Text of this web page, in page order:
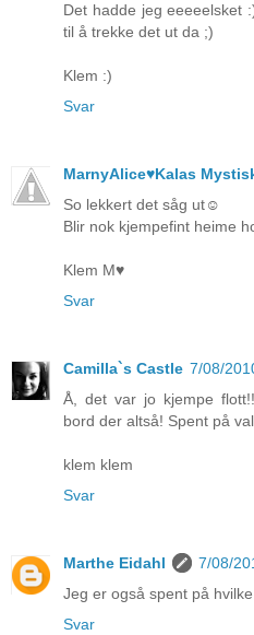
Det hadde jeg eeeeelsket
til å trekke det ut da ;)
Klem :)
Svar
MarnyAlice♥Kalas
So lekkert det såg ut☺
Blir nok kjempefint heime
Klem M♥
Svar
Camilla`s Castle 7/08/
Å, det var jo kjempe
bord der altså! Spent på
klem klem
Svar
Marthe Eidahl
7/08/
Jeg er også spent på
Svar